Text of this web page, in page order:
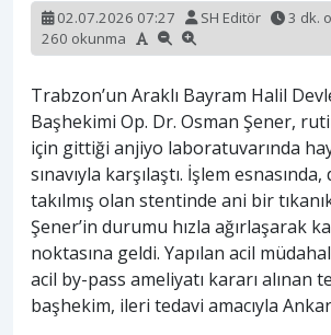
02.07.2026 07:27 SH Editör
3 dk.
260 okunma
Trabzon’un Araklı Bayram Halil
Başhekimi Op. Dr. Osman Şener,
için gittiği anjiyo laboratuvarında
sınavıyla karşılaştı. İşlem
takılmış olan stentinde ani bir
Şener’in durumu hızla ağırlaşarak
noktasına geldi. Yapılan acil
acil by-pass ameliyatı kararı alınan
başhekim, ileri tedavi amacıyla